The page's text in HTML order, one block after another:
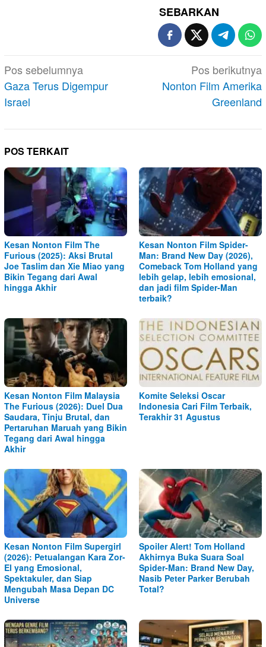
SEBARKAN
Navigasi
pos
Pos sebelumnya
Gaza Terus Digempur
Israel
Pos berikutnya
Nonton Film Amerika
Greenland
POS TERKAIT
Kesan Nonton Film The
Furious (2025): Aksi Brutal
Joe Taslim dan Xie Miao yang
Bikin Tegang dari Awal
hingga Akhir
Kesan Nonton Film Spider-
Man: Brand New Day (2026),
Comeback Tom Holland yang
lebih gelap, lebih emosional,
dan jadi film Spider-Man
terbaik?
Kesan Nonton Film Malaysia
The Furious (2026): Duel Dua
Saudara, Tinju Brutal, dan
Pertaruhan Maruah yang Bikin
Tegang dari Awal hingga
Akhir
Komite Seleksi Oscar
Indonesia Cari Film Terbaik,
Terakhir 31 Agustus
Kesan Nonton Film Supergirl
(2026): Petualangan Kara Zor-
El yang Emosional,
Spektakuler, dan Siap
Mengubah Masa Depan DC
Universe
Spoiler Alert! Tom Holland
Akhirnya Buka Suara Soal
Spider-Man: Brand New Day,
Nasib Peter Parker Berubah
Total?